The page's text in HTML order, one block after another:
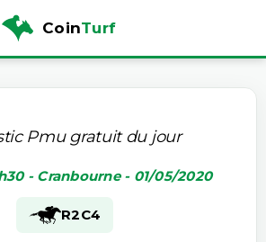
CoinTurf
Pmu gratuit du jour
- Cranbourne - 01/05/2020
R2C4